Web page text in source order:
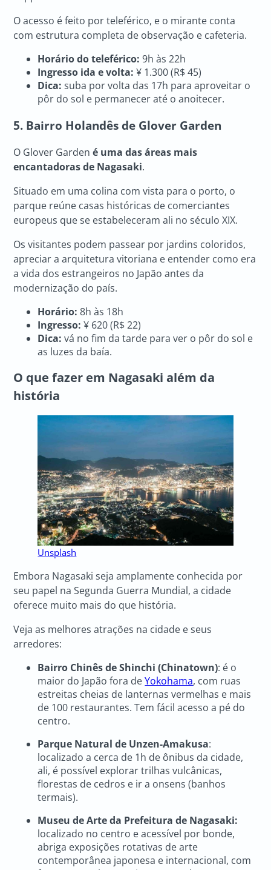
O acesso é feito por teleférico, e o mirante conta
com estrutura completa de observação e cafeteria.
Horário do teleférico: 9h às 22h
Ingresso ida e volta: ¥ 1.300 (R$ 45)
Dica:suba por volta das 17h para aproveitar o
pôr do sol e permanecer até o anoitecer.
5. Bairro Holandês de Glover Garden
O Glover Gardené uma das áreas mais
encantadoras de Nagasaki.
Situado em uma colina com vista para o porto, o
parque reúne casas históricas de comerciantes
europeus que se estabeleceram ali no século XIX.
Os visitantes podem passear por jardins coloridos,
apreciar a arquitetura vitoriana e entender como era
a vida dos estrangeiros no Japão antes da
modernização do país.
Horário:8h às 18h
Ingresso:¥ 620 (R$ 22)
Dica:vá no fim da tarde para ver o pôr do sol e
as luzes da baía.
O que fazer em Nagasaki além da
história
Unsplash
Embora Nagasaki seja amplamente conhecida por
seu papel na Segunda Guerra Mundial, a cidade
oferece muito mais do que história.
Veja as melhores atrações na cidade e seus
arredores:
Bairro Chinês de Shinchi (Chinatown): é o
maior do Japão fora deYokohama, com ruas
estreitas cheias de lanternas vermelhas e mais
de 100 restaurantes. Tem fácil acesso a pé do
centro.
Parque Natural de Unzen-Amakusa:
localizado a cerca de 1h de ônibus da cidade,
ali, é possível explorar trilhas vulcânicas,
florestas de cedros e ir a onsens (banhos
termais).
Museu de Arte da Prefeitura de Nagasaki:
localizado no centro e acessível por bonde,
abriga exposições rotativas de arte
contemporânea japonesa e internacional, com